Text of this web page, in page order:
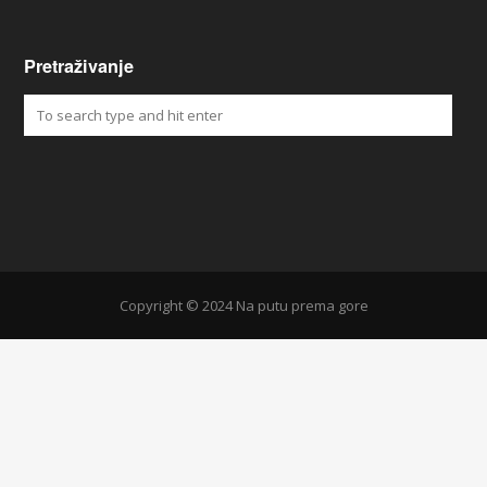
Pretraživanje
Copyright © 2024 Na putu prema gore